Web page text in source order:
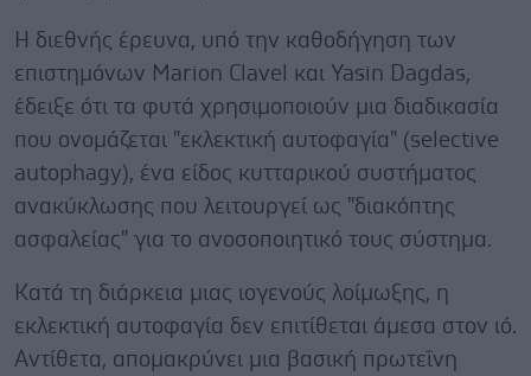
Η διεθνής έρευνα, υπό την καθοδήγηση των
επιστημόνων Marion Clavel και Yasin Dagdas,
έδειξε ότι τα φυτά χρησιμοποιούν μια διαδικασία
που ονομάζεται "εκλεκτική αυτοφαγία" (selective
autophagy), ένα είδος κυτταρικού συστήματος
ανακύκλωσης που λειτουργεί ως "διακόπτης
ασφαλείας" για το ανοσοποιητικό τους σύστημα.
Κατά τη διάρκεια μιας ιογενούς λοίμωξης, η
εκλεκτική αυτοφαγία δεν επιτίθεται άμεσα στον ιό.
Αντίθετα, απομακρύνει μια βασική πρωτεΐνη